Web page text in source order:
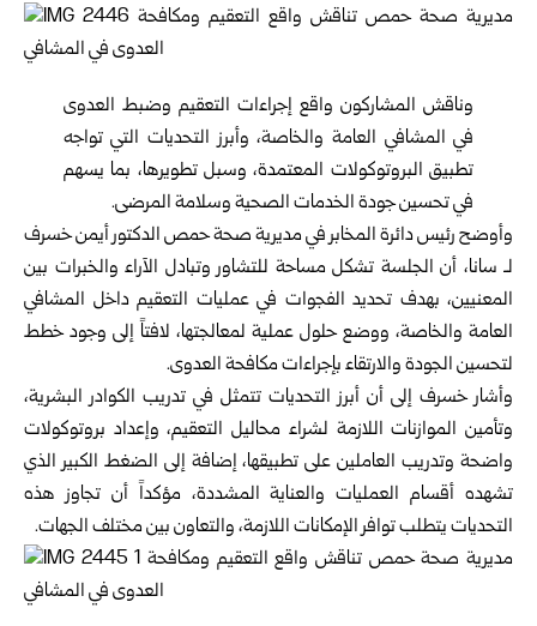
وناقش المشاركون واقع إجراءات التعقيم وضبط العدوى
في المشافي العامة والخاصة، وأبرز التحديات التي تواجه
تطبيق البروتوكولات المعتمدة، وسبل تطويرها، بما يسهم
في تحسين جودة الخدمات الصحية وسلامة المرضى.
وأوضح رئيس دائرة المخابر في مديرية صحة حمص الدكتور أيمن خسرف
لـ سانا، أن الجلسة تشكل مساحة للتشاور وتبادل الآراء والخبرات بين
المعنيين، بهدف تحديد الفجوات في عمليات التعقيم داخل المشافي
العامة والخاصة، ووضع حلول عملية لمعالجتها، لافتاً إلى وجود خطط
لتحسين الجودة والارتقاء بإجراءات مكافحة العدوى.
وأشار خسرف إلى أن أبرز التحديات تتمثل في تدريب الكوادر البشرية،
وتأمين الموازنات اللازمة لشراء محاليل التعقيم، وإعداد بروتوكولات
واضحة وتدريب العاملين على تطبيقها، إضافة إلى الضغط الكبير الذي
تشهده أقسام العمليات والعناية المشددة، مؤكداً أن تجاوز هذه
التحديات يتطلب توافر الإمكانات اللازمة، والتعاون بين مختلف الجهات.